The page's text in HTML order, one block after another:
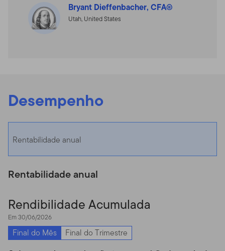
Bryant Dieffenbacher, CFA®
Utah, United States
Desempenho
Rentabilidade anual
Rentabilidade anual
Rendibilidade Acumulada
Em 30/06/2026
Final do Mês
Final do Trimestre